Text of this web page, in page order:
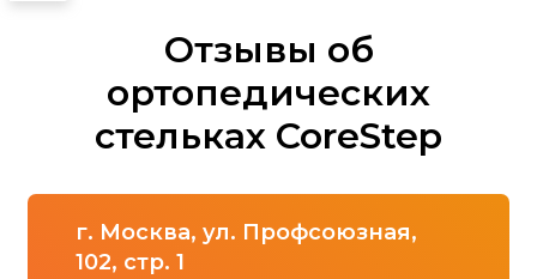
Отзывы об
ортопедических
стельках CoreStep
г. Москва, ул. Профсоюзная,
102, стр. 1